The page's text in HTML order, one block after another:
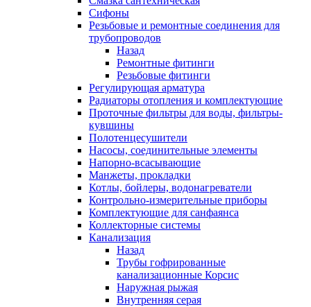
Сифоны
Резьбовые и ремонтные соединения для
трубопроводов
Назад
Ремонтные фитинги
Резьбовые фитинги
Регулирующая арматура
Радиаторы отопления и комплектующие
Проточные фильтры для воды, фильтры-
кувшины
Полотенцесушители
Насосы, соединительные элементы
Напорно-всасывающие
Манжеты, прокладки
Котлы, бойлеры, водонагреватели
Контрольно-измерительные приборы
Комплектующие для санфаянса
Коллекторные системы
Канализация
Назад
Трубы гофрированные
канализационные Корсис
Наружная рыжая
Внутренняя серая